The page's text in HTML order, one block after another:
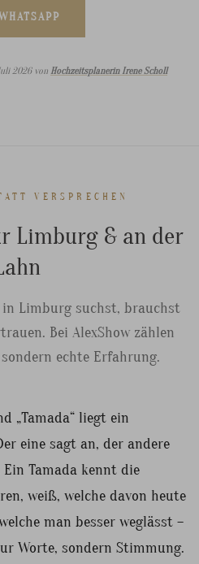
2026 von Hochzeitsplanerin Irene Scholl
VERSPRECHEN
Limburg & an der
in Limburg suchst, brauchst
Bei AlexShow zählen
echte Erfahrung.
„Tamada“ liegt ein
eine sagt an, der andere
Tamada kennt die
weiß, welche davon heute
man besser weglässt –
Worte, sondern Stimmung.